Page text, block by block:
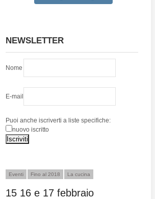
NEWSLETTER
Nome
E-mail
Puoi anche iscriverti a liste specifiche:
nuovo iscritto
Eventi Fino al 2018 La cucina
15 16 e 17 febbraio